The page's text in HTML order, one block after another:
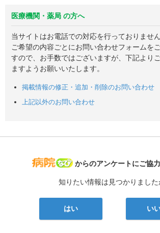
医療機関・薬局 の方へ
当サイトはお電話での対応を行っておりません
ご希望の内容ごとにお問い合わせフォームを
すので、お手数ではございますが、下記より
ますようお願いいたします。
掲載情報の修正・追加・削除のお問い合わせ
上記以外のお問い合わせ
病院なび
からのアンケートにご協力
知りたい情報は見つかりました
はい い